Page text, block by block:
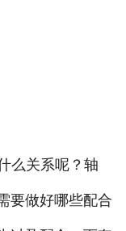
关系呢？轴
要做好哪些配合